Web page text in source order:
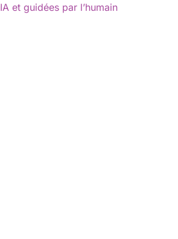
et guidées par l’humain